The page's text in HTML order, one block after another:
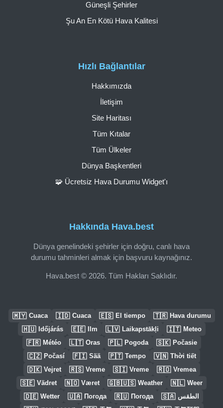
Hakkında Hava.best
Dünya genelindeki şehirler için doğru, canlı hava
durumu tahminleri almak için başvuru kaynağınız.
Hava.best © 2026. Tüm Hakları Saklıdır.
Hızlı Bağlantılar
Hakkımızda
İletişim
Site Haritası
Tüm Kıtalar
Tüm Ülkeler
Dünya Başkentleri
🧩 Ücretsiz Hava Durumu Widget'ı
Güneşli Şehirler
Şu An En Kötü Hava Kalitesi
🇲🇾 Cuaca 🇮🇩 Cuaca 🇪🇸 El tiempo 🇹🇷 Hava durumu
🇭🇺 Időjárás 🇪🇪 Ilm 🇱🇻 Laikapstākļi 🇮🇹 Meteo
🇫🇷 Météo 🇱🇹 Oras 🇵🇱 Pogoda 🇸🇰 Počasie
🇨🇿 Počasí 🇫🇮 Sää 🇵🇹 Tempo 🇻🇳 Thời tiết
🇩🇰 Vejret 🇷🇸 Vreme 🇸🇮 Vreme 🇷🇴 Vremea
🇸🇪 Vädret 🇳🇴 Været 🇬🇧🇺🇸 Weather 🇳🇱 Weer
🇩🇪 Wetter 🇺🇦 Погода 🇷🇺 Погода 🇸🇦 الطقس